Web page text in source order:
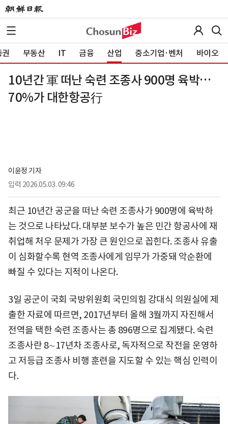
부동산 IT 금융 산업 중소기업·벤처 바이오
10년간 軍 떠난 숙련 조종사 900명 육박…
70%가 대한항공行
이윤정 기자
입력 2026.05.03. 09:46
최근 10년간 공군을 떠난 숙련 조종사가 900명에 육박하
는 것으로 나타났다. 대부분 보수가 높은 민간 항공사에 재
취업해 처우 문제가 가장 큰 원인으로 꼽힌다. 조종사 유출
이 심화할수록 현역 조종사에게 임무가 가중돼 악순환에
빠질 수 있다는 지적이 나온다.
3일 공군이 국회 국방위원회 국민의힘 강대식 의원실에 제
출한 자료에 따르면, 2017년부터 올해 3월까지 자진해서
전역을 택한 숙련 조종사는 총 896명으로 집계됐다. 숙련
조종사란 8∼17년차 조종사로, 독자적으로 작전을 운영하
고 저등급 조종사 비행 훈련을 지도할 수 있는 핵심 인력이
다.